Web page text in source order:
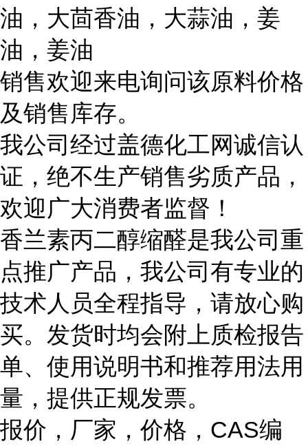
油，大茴香油，大蒜油，姜
油，姜油
销售欢迎来电询问该原料价格
及销售库存。
我公司经过盖德化工网诚信认
证，绝不生产销售劣质产品，
欢迎广大消费者监督！
香兰素丙二醇缩醛是我公司重
点推广产品，我公司有专业的
技术人员全程指导，请放心购
买。发货时均会附上质检报告
单、使用说明书和推荐用法用
量，提供正规发票。
报价，厂家，价格，CAS编